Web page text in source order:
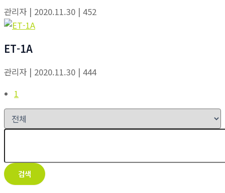
관리자 | 2020.11.30 | 452
ET-1A
관리자 | 2020.11.30 | 444
1
검색